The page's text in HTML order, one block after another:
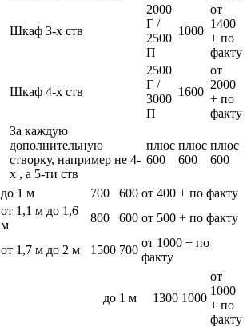
Шкаф 3-х ств
2000
Г /
2500
П
1000
от
1400
+ по
факту
Шкаф 4-х ств
2500
Г /
3000
П
1600
от
2000
+ по
факту
За каждую
дополнительную
створку, например не 4-
х , а 5-ти ств
плюс
600
плюс
600
плюс
600
до 1 м 700 600 от 400 + по факту
от 1,1 м до 1,6
м
800 600 от 500 + по факту
от 1,7 м до 2 м 1500 700
от 1000 + по
факту
до 1 м 1300 1000
от
1000
+ по
факту